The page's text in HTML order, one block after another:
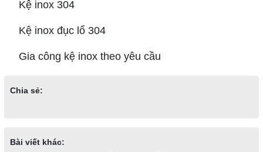
Kệ inox 304
Kệ inox đục lổ 304
Gia công kệ inox theo yêu cầu
Chia sẻ:
Bài viết khác: